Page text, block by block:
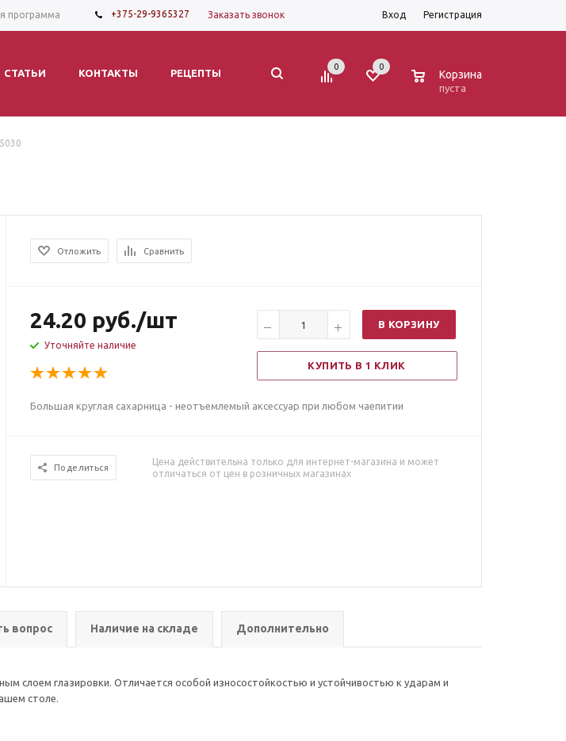
программа +375-29-9365327 Заказать звонок Вход Регистрация
СТАТЬИ КОНТАКТЫ РЕЦЕПТЫ
0 0
Корзина
пуста
Отложить Сравнить
24.20 руб./шт
Уточняйте наличие
В КОРЗИНУ
КУПИТЬ В 1 КЛИК
Большая круглая сахарница - неотъемлемый аксессуар при любом чаепитии
Поделиться
Цена действительна только для интернет-магазина и может
отличаться от цен в розничных магазинах
вопрос Наличие на складе Дополнительно
слоем глазировки. Отличается особой износостойкостью и устойчивостью к ударам и
столе.